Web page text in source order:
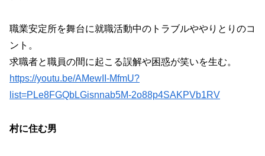
職業安定所を舞台に就職活動中のトラブルややりとりのコ
ント。
求職者と職員の間に起こる誤解や困惑が笑いを生む。
https://youtu.be/AMewII-MfmU?
list=PLe8FGQbLGisnnab5M-2o88p4SAKPVb1RV
村に住む男